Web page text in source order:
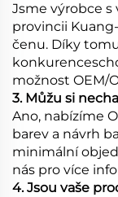
Jsme výrobce
provincii
čenu. Díky
možnost OEM/
3. Můžu si
Ano, nabízíme
barev a návrh
minimální
nás pro více
4. Jsou vaše